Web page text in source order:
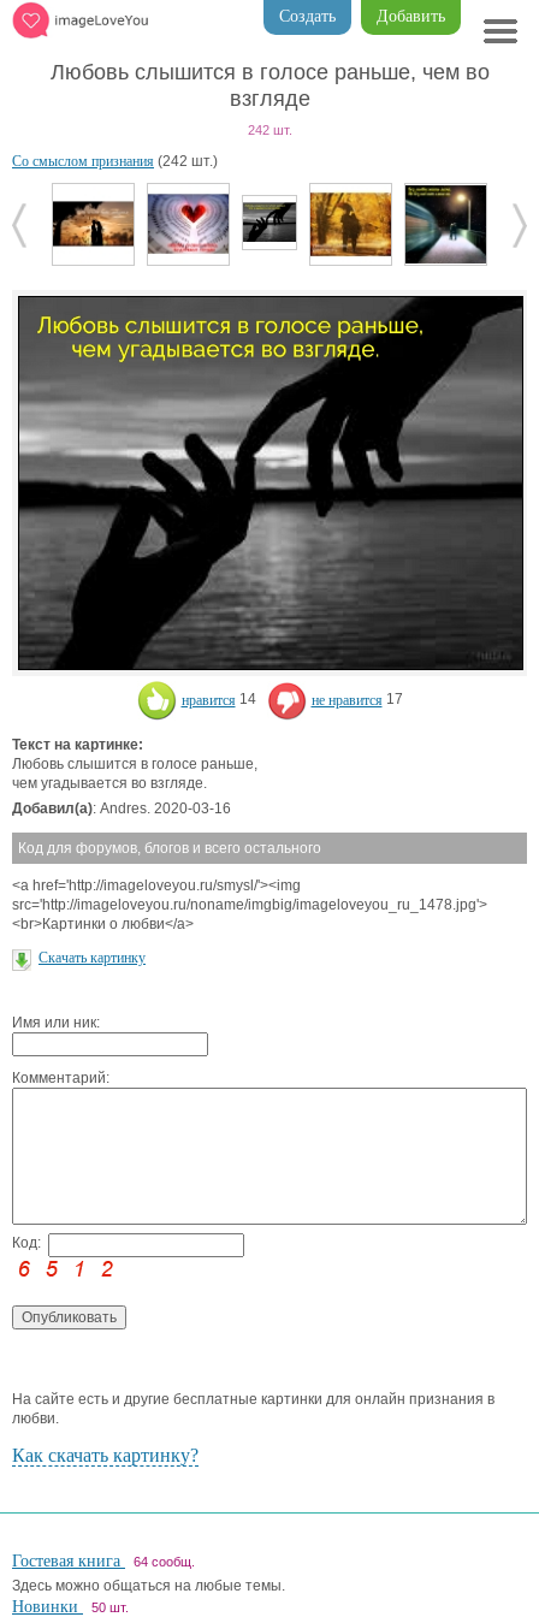
Добавить
Создать
Любовь слышится в голосе раньше, чем во
взгляде
242 шт.
Со смыслом признания (242 шт.)
нравится 14 не нравится 17
Текст на картинке:
Любовь слышится в голосе раньше,
чем угадывается во взгляде.
Добавил(а): Andres. 2020-03-16
Код для форумов, блогов и всего остального
<a href='http://imageloveyou.ru/smysl/'><img
src='http://imageloveyou.ru/noname/imgbig/imageloveyou_ru_1478.jpg'>
<br>Картинки о любви</a>
Скачать картинку
Имя или ник:
Комментарий:
Код:
На сайте есть и другие бесплатные картинки для онлайн признания в
любви.
Как скачать картинку?
Гостевая книга 64 сообщ.
Здесь можно общаться на любые темы.
Новинки 50 шт.